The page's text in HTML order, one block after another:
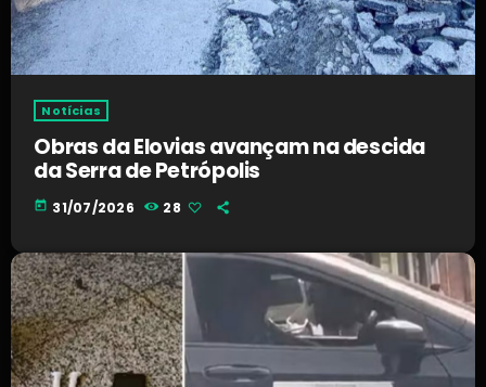
Notícias
Obras da Elovias avançam na descida
da Serra de Petrópolis
today 31/07/2026 28